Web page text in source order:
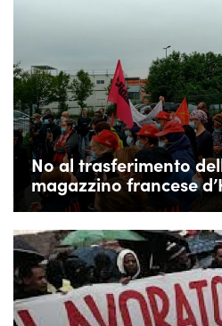
No al trasferimento
magazzino francese